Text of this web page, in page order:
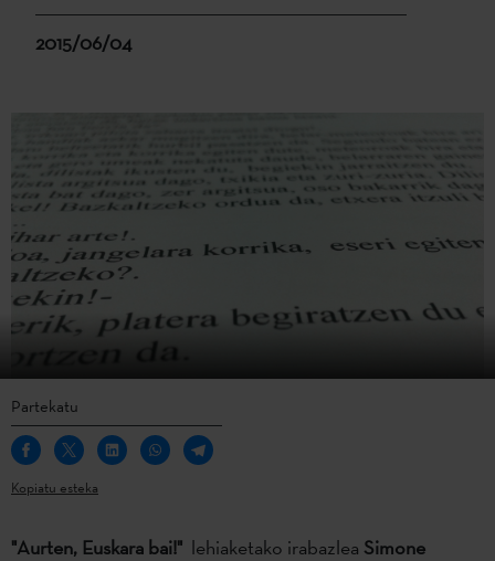
2015/06/04
Partekatu
Kopiatu esteka
"Aurten, Euskara bai!" lehiaketako irabazlea Simone